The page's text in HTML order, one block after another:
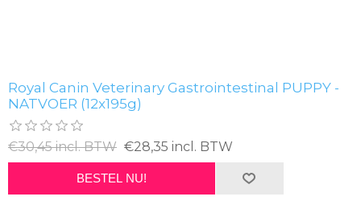
Royal Canin Veterinary Gastrointestinal PUPPY -
NATVOER (12x195g)
€30,45 incl. BTW €28,35 incl. BTW
BESTEL NU!